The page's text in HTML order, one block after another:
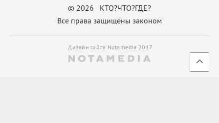
© 2026 КТО?ЧТО?ГДЕ?
Все права защищены законом
Дизайн сайта Notamedia 2017